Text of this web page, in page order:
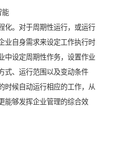
能
化。对于周期性运行，或运行
业自身需求来设定工作执行时
中设定周期性作务，设置作业
式、运行范围以及变动条件
时候自动运行相应的工作，从
能够发挥企业管理的综合效